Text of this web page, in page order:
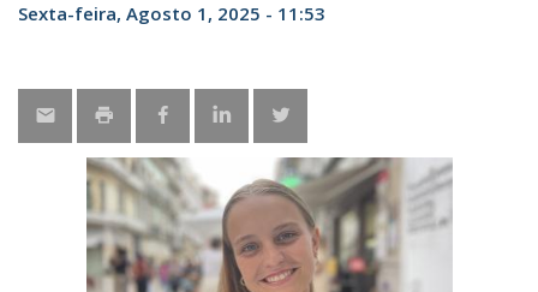
Sexta-feira, Agosto 1, 2025 - 11:53